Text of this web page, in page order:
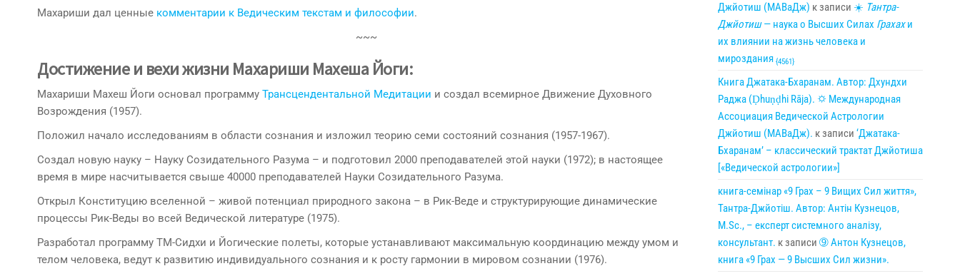
Махариши дал ценные комментарии к Ведическим текстам и философии.
~~~
Достижение и вехи жизни Махариши Махеша Йоги:
Махариши Махеш Йоги основал программу Трансцендентальной Медитации и создал всемирное Движение Духовного
Возрождения (1957).
Положил начало исследованиям в области сознания и изложил теорию семи состояний сознания (1957-1967).
Создал новую науку – Науку Созидательного Разума – и подготовил 2000 преподавателей этой науки (1972); в настоящее
время в мире насчитывается свыше 40000 преподавателей Науки Созидательного Разума.
Открыл Конституцию вселенной – живой потенциал природного закона – в Рик-Веде и структурирующие динамические
процессы Рик-Веды во всей Ведической литературе (1975).
Разработал программу ТМ-Сидхи и Йогические полеты, которые устанавливают максимальную координацию между умом и
телом человека, ведут к развитию индивидуального сознания и к росту гармонии в мировом сознании (1976).
Джйотиш (МАВаДж) к записи ☀ Тантра-
Джйотиш— наука о Высших Силах Грахахи
их влиянии на жизнь человека и
мироздания {4561}
Книга Джатака-Бхаранам. Автор: Дхундхи
Раджа (Ḍhuṇḍhi Rāja). 🌣 Международная
Ассоциация Ведической Астрологии
Джйотиш (МАВаДж). к записи ‘Джатака-
Бхаранам’ – классический трактат Джйотиша
[«Ведической астрологии»]
книга-семінар «9 Грах – 9 Вищих Сил життя»,
Тантра-Джйотіш. Автор: Антін Кузнецов,
M.Sc., – експерт системного аналізу,
консультант. к записи ➈ Антон Кузнецов,
книга «9 Грах — 9 Высших Сил жизни».